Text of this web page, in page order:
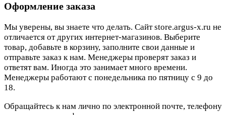
Оформление заказа
Мы уверены, вы знаете что делать. Сайт store.argus-x.ru не
отличается от других интернет-магазинов. Выберите
товар, добавьте в корзину, заполните свои данные и
отправьте заказ к нам. Менеджеры проверят заказ и
ответят вам. Иногда это занимает много времени.
Менеджеры работают с понедельника по пятницу с 9 до
18.
Обращайтесь к нам лично по электронной почте, телефону